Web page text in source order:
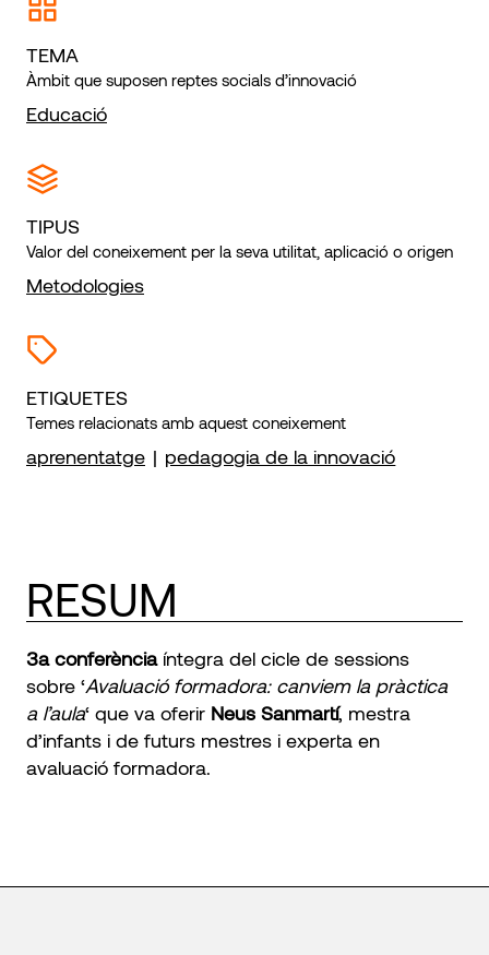
TEMA
Àmbit que suposen reptes socials d’innovació
Educació
TIPUS
Valor del coneixement per la seva utilitat, aplicació o origen
Metodologies
ETIQUETES
Temes relacionats amb aquest coneixement
aprenentatge | pedagogia de la innovació
RESUM
3a conferènciaíntegra del cicle de sessions
sobre ‘Avaluació formadora: canviem la pràctica
a l’aula‘ que va oferir Neus Sanmartí, mestra
d’infants i de futurs mestres i experta en
avaluació formadora.